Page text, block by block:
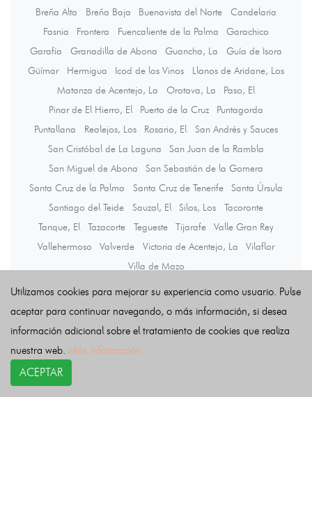
Breña Alta
Breña Baja Buenavista del Norte
Candelaria
Fasnia
Frontera Fuencaliente de la Palma
Garachico
Garafía
Granadilla de Abona Guancha, La
Guía de Isora
Güímar
Hermigua Icod de los Vinos
Llanos de Aridane, Los
Matanza de Acentejo, La
Orotava, La
Paso, El
Pinar de El Hierro, El
Puerto de la Cruz
Puntagorda
Puntallana
Realejos, Los Rosario, El
San Andrés y Sauces
San Cristóbal de La Laguna
San Juan de la Rambla
San Miguel de Abona
San Sebastián de la Gomera
Santa Cruz de la Palma
Santa Cruz de Tenerife
Santa Úrsula
Santiago del Teide
Sauzal, El Silos, Los
Tacoronte
Tanque, El
Tazacorte Tegueste Tijarafe
Valle Gran Rey
Vallehermoso
Valverde Victoria de Acentejo, La
Vilaflor
Villa de Mazo
Últimas noticias
Utilizamos cookies para mejorar su experiencia como usuario. Pulse
aceptar para continuar navegando, o más información, si desea
información adicional sobre el tratamiento de cookies que realiza
nuestra web. Más información
ACEPTAR